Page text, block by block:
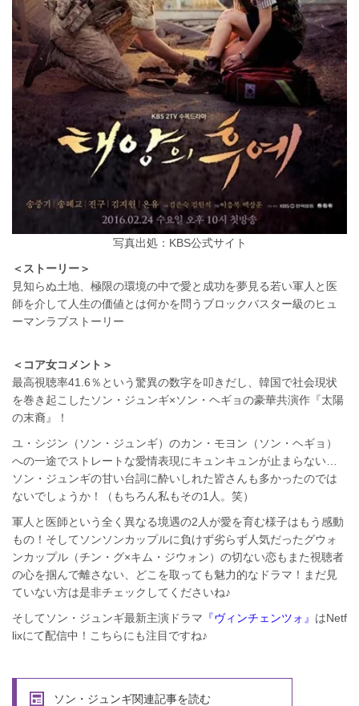
写真出処：KBS公式サイト
＜ストーリー＞
見知らぬ土地、極限の環境の中で愛と成功を夢見る若い軍人と医
師を介して人生の価値とは何かを問うブロックバスター級のヒュ
ーマンラブストーリー
＜コア女コメント＞
最高視聴率41.6％という驚異の数字を叩きだし、韓国で社会現状
を巻き起こしたソン・ジュンギ×ソン・ヘギョの豪華共演作『太陽
の末裔』！
ユ・シジン（ソン・ジュンギ）のカン・モヨン（ソン・ヘギョ）
への一途でストレートな愛情表現にキュンキュンが止まらない…
ソン・ジュンギの甘い台詞に酔いしれた皆さんも多かったのでは
ないでしょうか！（もちろん私もその1人。笑）
軍人と医師という全く異なる境遇の2人が愛を育む様子はもう感動
もの！そしてソンソンカップルに負けず劣らず人気だったグウォ
ンカップル（チン・グ×キム・ジウォン）の切ない恋もまた視聴者
の心を掴んで離さない、どこを取っても魅力的なドラマ！まだ見
ていない方は是非チェックしてくださいね♪
そしてソン・ジュンギ最新主演ドラマ 『ヴィンチェンツォ』 はNetf
lixにて配信中！こちらにも注目ですね♪
ソン・ジュンギ関連記事を読む